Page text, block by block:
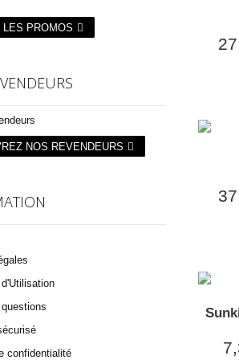
LES PROMOS
NOS REVENDEURS
confidentialité